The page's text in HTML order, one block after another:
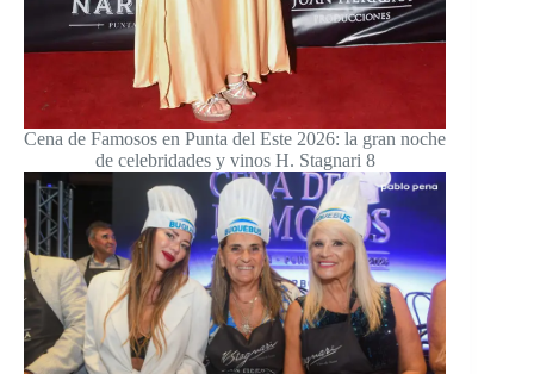
Cena de Famosos en Punta del Este 2026: la gran noche
de celebridades y vinos H. Stagnari 8